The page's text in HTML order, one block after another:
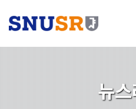
뉴